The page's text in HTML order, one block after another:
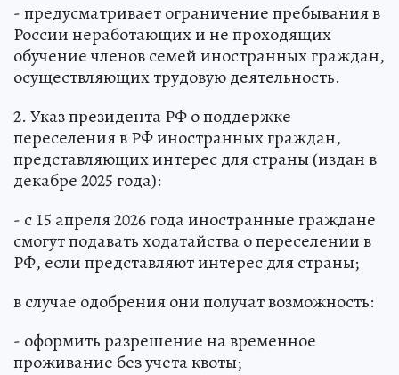
- предусматривает ограничение пребывания в
России неработающих и не проходящих
обучение членов семей иностранных граждан,
осуществляющих трудовую деятельность.
2. Указ президента РФ о поддержке
переселения в РФ иностранных граждан,
представляющих интерес для страны (издан в
декабре 2025 года):
- с 15 апреля 2026 года иностранные граждане
смогут подавать ходатайства о переселении в
РФ, если представляют интерес для страны;
в случае одобрения они получат возможность:
- оформить разрешение на временное
проживание без учета квоты;